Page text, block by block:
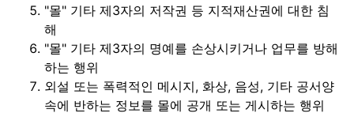
"몰" 기타 제3자의 저작권 등 지적재산권에 대한 침
해
"몰" 기타 제3자의 명예를 손상시키거나 업무를 방해
하는 행위
외설 또는 폭력적인 메시지, 화상, 음성, 기타 공서양
속에 반하는 정보를 몰에 공개 또는 게시하는 행위